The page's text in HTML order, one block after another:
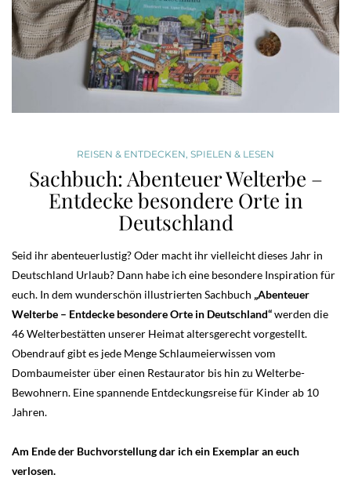
REISEN & ENTDECKEN SPIELEN & LESEN
Sachbuch: Abenteuer Welterbe –
Entdecke besondere Orte in
Deutschland
Seid ihr abenteuerlustig? Oder macht ihr vielleicht dieses Jahr in
Deutschland Urlaub? Dann habe ich eine besondere Inspiration für
euch. In dem wunderschön illustrierten Sachbuch „Abenteuer
Welterbe – Entdecke besondere Orte in Deutschland“werden die
46 Welterbestätten unserer Heimat altersgerecht vorgestellt.
Obendrauf gibt es jede Menge Schlaumeierwissen vom
Dombaumeister über einen Restaurator bis hin zu Welterbe-
Bewohnern. Eine spannende Entdeckungsreise für Kinder ab 10
Jahren.
Am Ende der Buchvorstellung dar ich ein Exemplar an euch
verlosen.